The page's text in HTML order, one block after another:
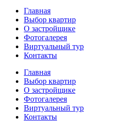
Главная
Выбор квартир
О застройщике
Фотогалерея
Виртуальный тур
Контакты
Главная
Выбор квартир
О застройщике
Фотогалерея
Виртуальный тур
Контакты